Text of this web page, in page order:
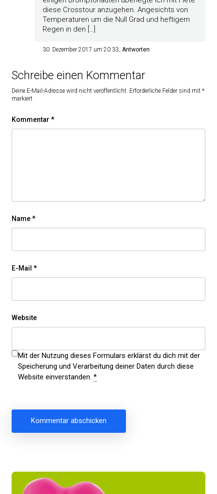
diese Crosstour anzugehen. Angesichts von
Temperaturen um die Null Grad und heftigem
Regen in den […]
30. Dezember 2017 um 20:33 Antworten
Schreibe einen Kommentar
Deine E-Mail-Adresse wird nicht veröffentlicht. Erforderliche Felder sind mit *
markiert
Kommentar *
Name*
E-Mail *
Website
Mit der Nutzung dieses Formulars erklärst du dich mit der
Speicherung und Verarbeitung deiner Daten durch diese
Website einverstanden. *
Beitragsnavigation